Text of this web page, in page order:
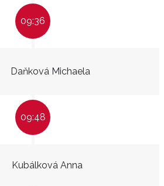
09:36
Daňková Michaela
09:48
Kubálková Anna